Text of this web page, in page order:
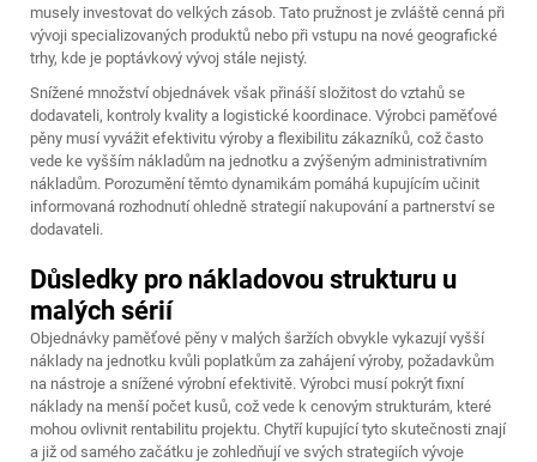
musely investovat do velkých zásob. Tato pružnost je zvláště cenná při
vývoji specializovaných produktů nebo při vstupu na nové geografické
trhy, kde je poptávkový vývoj stále nejistý.
Snížené množství objednávek však přináší složitost do vztahů se
dodavateli, kontroly kvality a logistické koordinace. Výrobci paměťové
pěny musí vyvážit efektivitu výroby a flexibilitu zákazníků, což často
vede ke vyšším nákladům na jednotku a zvýšeným administrativním
nákladům. Porozumění těmto dynamikám pomáhá kupujícím učinit
informovaná rozhodnutí ohledně strategií nakupování a partnerství se
dodavateli.
Důsledky pro nákladovou strukturu u
malých sérií
Objednávky paměťové pěny v malých šaržích obvykle vykazují vyšší
náklady na jednotku kvůli poplatkům za zahájení výroby, požadavkům
na nástroje a snížené výrobní efektivitě. Výrobci musí pokrýt fixní
náklady na menší počet kusů, což vede k cenovým strukturám, které
mohou ovlivnit rentabilitu projektu. Chytří kupující tyto skutečnosti znají
a již od samého začátku je zohledňují ve svých strategiích vývoje